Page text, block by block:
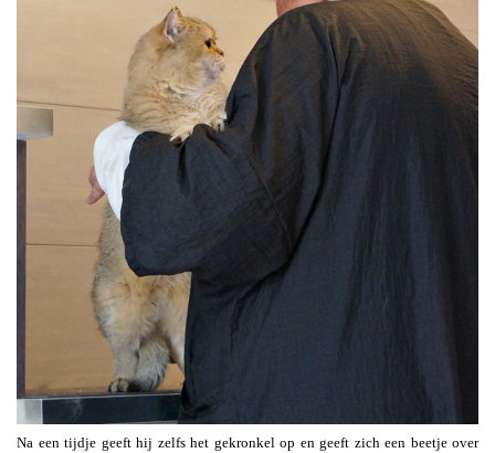
Na een tijdje geeft hij zelfs het gekronkel op en geeft zich een beetje over